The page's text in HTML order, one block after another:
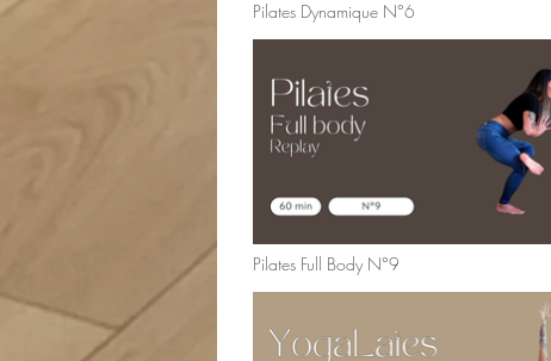
Pilates Dynamique N°6
Pilates Full Body N°9